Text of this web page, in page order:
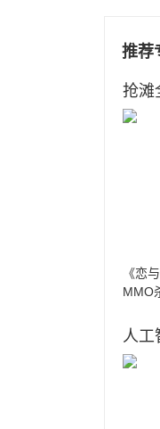
推荐
抢滩
《恋
MMO
人工